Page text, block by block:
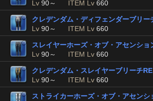
Lv 90～ ITEM Lv 660
クレデンダム・ディフェンダーブリー
Lv 90～ ITEM Lv 660
スレイヤーホーズ・オブ・アセンショ
Lv 90～ ITEM Lv 660
クレデンダム・スレイヤーブリーチRE
Lv 90～ ITEM Lv 660
ストライカーホーズ・オブ・アセンシ